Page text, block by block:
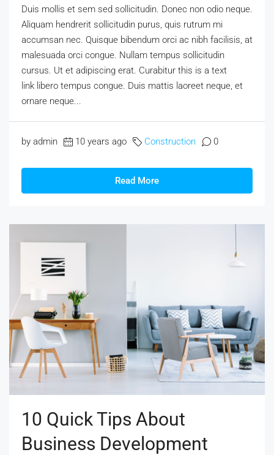
Duis mollis et sem sed sollicitudin. Donec non odio neque.
Aliquam hendrerit sollicitudin purus, quis rutrum mi
accumsan nec. Quisque bibendum orci ac nibh facilisis, at
malesuada orci congue. Nullam tempus sollicitudin
cursus. Ut et adipiscing erat. Curabitur this is a text
link libero tempus congue. Duis mattis laoreet neque, et
ornare neque...
by admin 10 years ago Construction 0
Read More
10 Quick Tips About
Business Development